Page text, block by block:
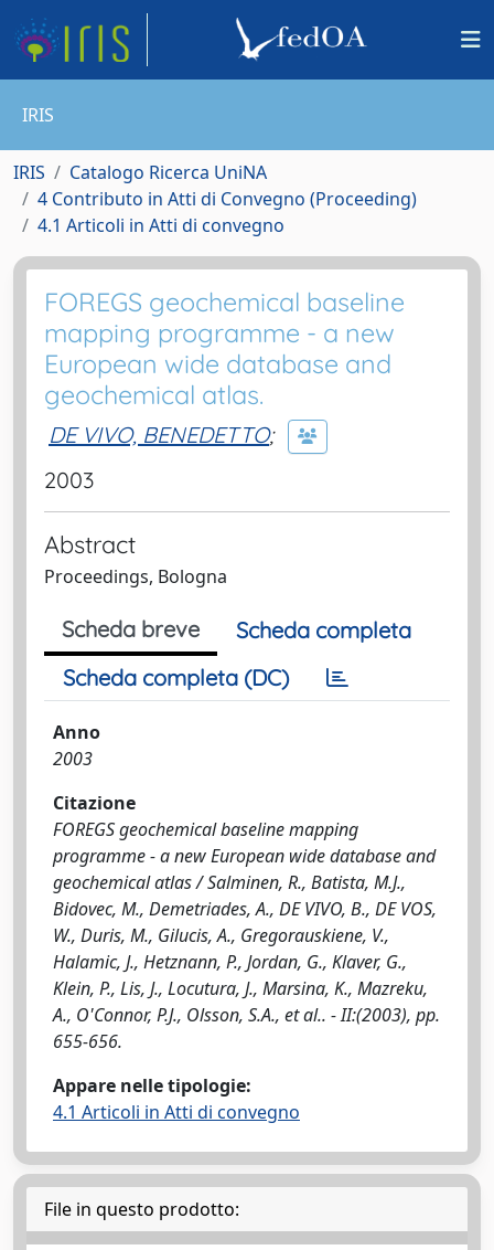
IRIS
IRIS
Catalogo Ricerca UniNA
4 Contributo in Atti di Convegno (Proceeding)
4.1 Articoli in Atti di convegno
FOREGS geochemical baseline
mapping programme - a new
European wide database and
geochemical atlas.
DE VIVO, BENEDETTO;
2003
Abstract
Proceedings, Bologna
Scheda breve
Scheda completa
Scheda completa (DC)
Anno
2003
Citazione
FOREGS geochemical baseline mapping
programme - a new European wide database and
geochemical atlas / Salminen, R., Batista, M.J.,
Bidovec, M., Demetriades, A., DE VIVO, B., DE VOS,
W., Duris, M., Gilucis, A., Gregorauskiene, V.,
Halamic, J., Hetznann, P., Jordan, G., Klaver, G.,
Klein, P., Lis, J., Locutura, J., Marsina, K., Mazreku,
A., O'Connor, P.J., Olsson, S.A., et al.. - II:(2003), pp.
655-656.
Appare nelle tipologie:
4.1 Articoli in Atti di convegno
File in questo prodotto: